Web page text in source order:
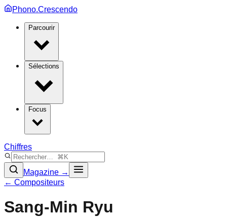
Phono.Crescendo
Parcourir
Sélections
Focus
Chiffres
Magazine →
← Compositeurs
Sang-Min Ryu